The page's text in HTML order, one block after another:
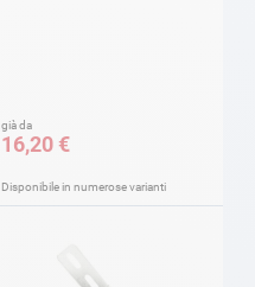
già da
16,20 €
Disponibile in numerose varianti